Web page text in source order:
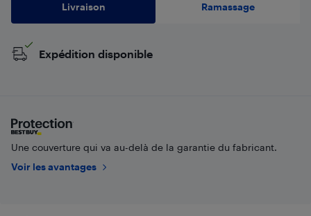
Livraison Ramassage
Expédition disponible
Une couverture qui va au-delà de la garantie du fabricant.
Voir les avantages